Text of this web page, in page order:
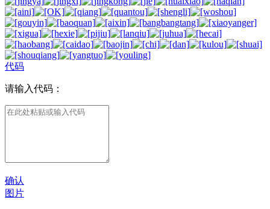
代码
请输入代码：
确认
图片